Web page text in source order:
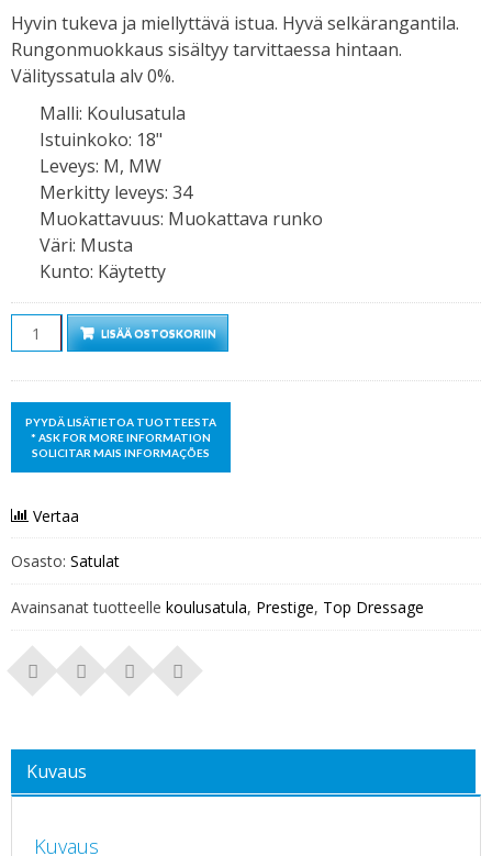
Hyvin tukeva ja miellyttävä istua. Hyvä selkärangantila.
Rungonmuokkaus sisältyy tarvittaessa hintaan.
Välityssatula alv 0%.
Malli: Koulusatula
Istuinkoko: 18"
Leveys: M, MW
Merkitty leveys: 34
Muokattavuus: Muokattava runko
Väri: Musta
Kunto: Käytetty
Määrä LISÄÄ OSTOSKORIIN
Vertaa
Osasto: Satulat
Avainsanat tuotteelle koulusatula, Prestige, Top Dressage
Kuvaus
Kuvaus